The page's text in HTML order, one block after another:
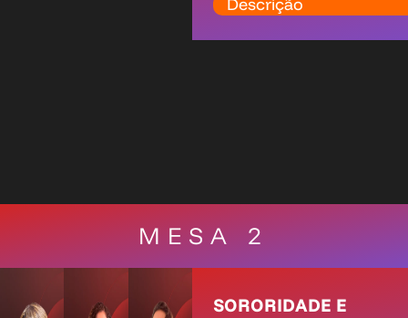
Descrição
MESA 2
SORORIDADE E